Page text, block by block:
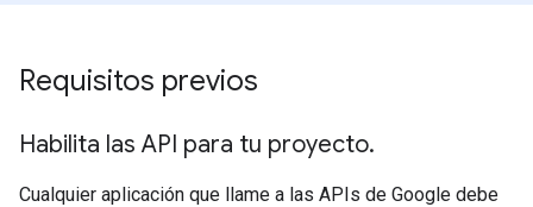
Requisitos previos
Habilita las API para tu proyecto.
Cualquier aplicación que llame a las APIs de Google debe